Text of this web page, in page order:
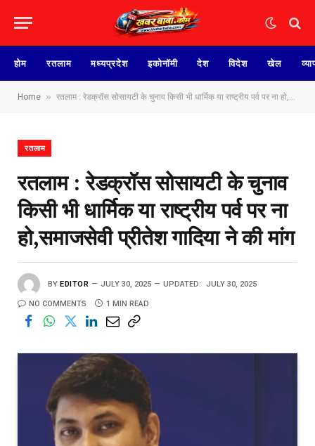
होम रतलाम मध्यप्रदेश इकोनॉमी देश विदेश खेल
Home » रतलाम : रेडक्रॉस सोसायटी के चुनाव किसी भी धार्मिक या राष्ट्रीय पर्व पर ना हो,समाजसेवी प्रीतेश गादिया ने की मांग
रतलाम
रतलाम : रेडक्रॉस सोसायटी के चुनाव
किसी भी धार्मिक या राष्ट्रीय पर्व पर ना
हो,समाजसेवी प्रीतेश गादिया ने की मांग
BY EDITOR JULY 30, 2025 UPDATED: JULY 30, 2025
NO COMMENTS 1 MIN READ